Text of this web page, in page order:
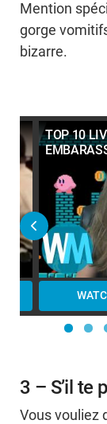
Mention
gorge
bizarre.
TOP 10
3 – S’il te
Vous vouliez